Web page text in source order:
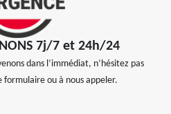
7j/7 et 24h/24
dans l’immédiat, n’hésitez pas
formulaire ou à nous appeler.